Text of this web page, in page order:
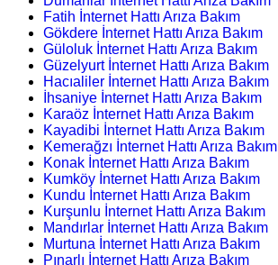
Fatih İnternet Hattı Arıza Bakım
Gökdere İnternet Hattı Arıza Bakım
Güloluk İnternet Hattı Arıza Bakım
Güzelyurt İnternet Hattı Arıza Bakım
Hacıaliler İnternet Hattı Arıza Bakım
İhsaniye İnternet Hattı Arıza Bakım
Karaöz İnternet Hattı Arıza Bakım
Kayadibi İnternet Hattı Arıza Bakım
Kemerağzı İnternet Hattı Arıza Bakım
Konak İnternet Hattı Arıza Bakım
Kumköy İnternet Hattı Arıza Bakım
Kundu İnternet Hattı Arıza Bakım
Kurşunlu İnternet Hattı Arıza Bakım
Mandırlar İnternet Hattı Arıza Bakım
Murtuna İnternet Hattı Arıza Bakım
Pınarlı İnternet Hattı Arıza Bakım